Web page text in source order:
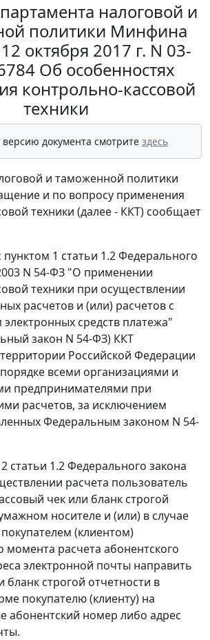
налоговой и
политики Минфина
октября 2017 г. N 03-
Об особенностях
контрольно-кассовой
техники
документа смотрите здесь
и таможенной политики
и по вопросу применения
техники (далее - ККТ) сообщает
пунктом 1 статьи 1.2 Федерального
N 54-ФЗ "О применении
техники при осуществлении
расчетов и (или) расчетов с
средств платежа"
закон N 54-ФЗ) ККТ
Российской Федерации
всеми организациями и
предпринимателями при
расчетов, за исключением
Федеральным законом N 54-
статьи 1.2 Федерального закона
расчета пользователь
чек или бланк строгой
носителе и (или) в случае
(клиентом)
момента расчета абонентского
электронной почты направить
бланк строгой отчетности в
покупателю (клиенту) на
абонентский номер либо адрес